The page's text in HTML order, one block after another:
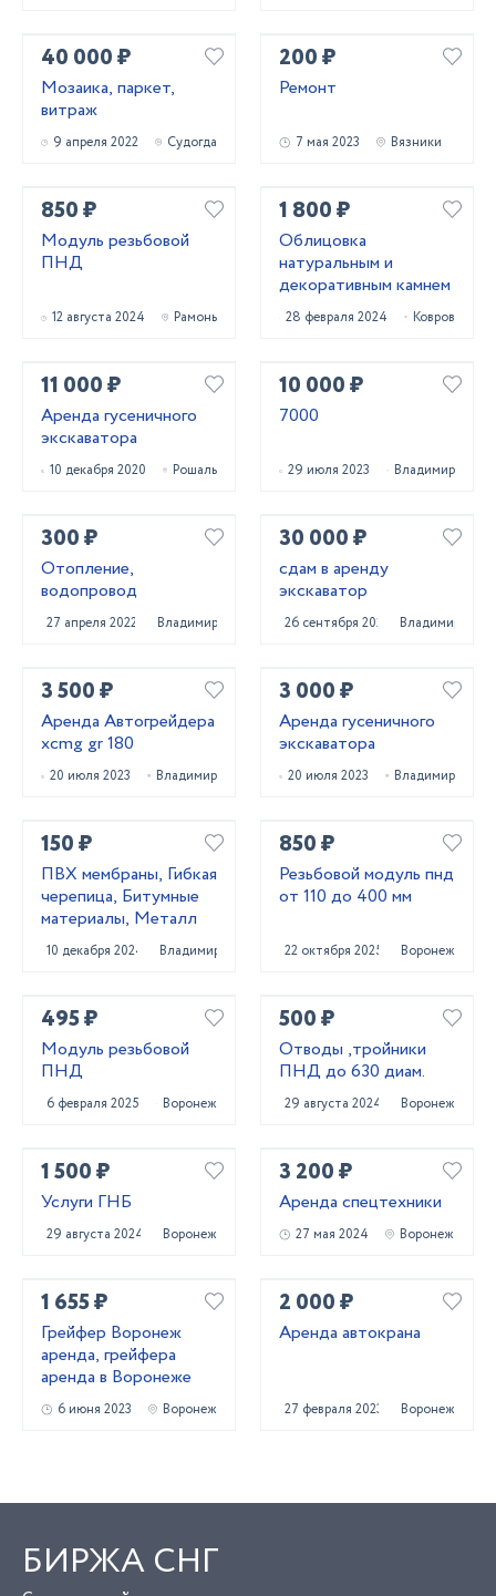
40 000 ₽
Мозаика, паркет,
витраж
9 апреля 2022 Судогда
200 ₽
Ремонт
7 мая 2023 Вязники
850 ₽
Модуль резьбовой
ПНД
12 августа 2024 Рамонь
1 800 ₽
Облицовка
натуральным и
декоративным камнем
28 февраля 2024 Ковров
11 000 ₽
Аренда гусеничного
экскаватора
10 декабря 2020 Рошаль
10 000 ₽
7000
29 июля 2023 Владимир
300 ₽
Отопление,
водопровод
27 апреля 2022 Владимир
30 000 ₽
сдам в аренду
экскаватор
26 сентября 2023 Владимир
3 500 ₽
Аренда Автогрейдера
xcmg gr 180
20 июля 2023 Владимир
3 000 ₽
Аренда гусеничного
экскаватора
20 июля 2023 Владимир
150 ₽
ПВХ мембраны, Гибкая
черепица, Битумные
материалы, Металл
10 декабря 2024 Владимир
850 ₽
Резьбовой модуль пнд
от 110 до 400 мм
22 октября 2025 Воронеж
495 ₽
Модуль резьбовой
ПНД
6 февраля 2025 Воронеж
500 ₽
Отводы ,тройники
ПНД до 630 диам.
29 августа 2024 Воронеж
1 500 ₽
Услуги ГНБ
29 августа 2024 Воронеж
3 200 ₽
Аренда спецтехники
27 мая 2024 Воронеж
1 655 ₽
Грейфер Воронеж
аренда, грейфера
аренда в Воронеже
6 июня 2023 Воронеж
2 000 ₽
Аренда автокрана
27 февраля 2023 Воронеж
БИРЖА СНГ